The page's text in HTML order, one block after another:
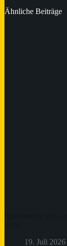
Ähnliche Beiträge
19. Juli 2026